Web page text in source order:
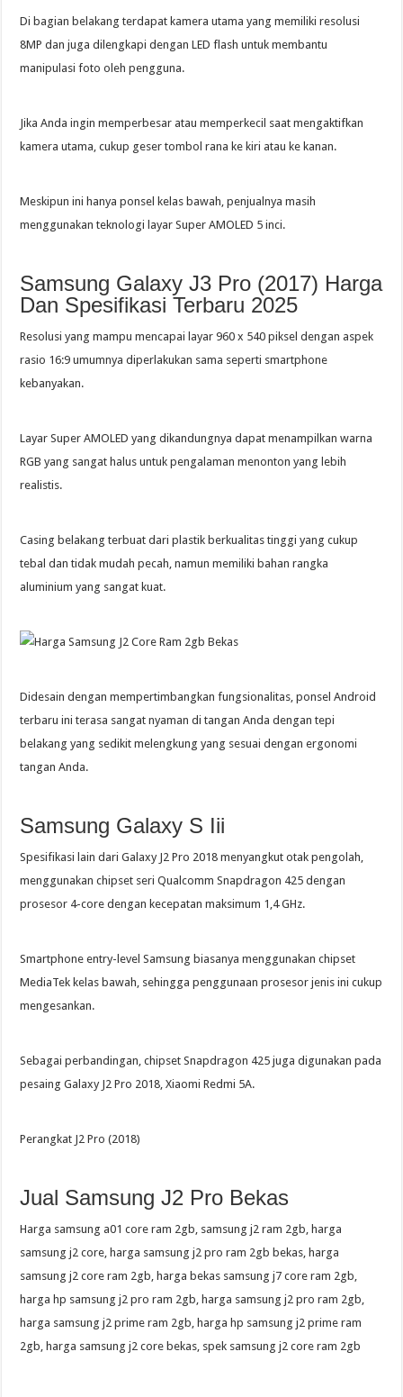
Di bagian belakang terdapat kamera utama yang memiliki resolusi
8MP dan juga dilengkapi dengan LED flash untuk membantu
manipulasi foto oleh pengguna.
Jika Anda ingin memperbesar atau memperkecil saat mengaktifkan
kamera utama, cukup geser tombol rana ke kiri atau ke kanan.
Meskipun ini hanya ponsel kelas bawah, penjualnya masih
menggunakan teknologi layar Super AMOLED 5 inci.
Samsung Galaxy J3 Pro (2017) Harga
Dan Spesifikasi Terbaru 2025
Resolusi yang mampu mencapai layar 960 x 540 piksel dengan aspek
rasio 16:9 umumnya diperlakukan sama seperti smartphone
kebanyakan.
Layar Super AMOLED yang dikandungnya dapat menampilkan warna
RGB yang sangat halus untuk pengalaman menonton yang lebih
realistis.
Casing belakang terbuat dari plastik berkualitas tinggi yang cukup
tebal dan tidak mudah pecah, namun memiliki bahan rangka
aluminium yang sangat kuat.
Didesain dengan mempertimbangkan fungsionalitas, ponsel Android
terbaru ini terasa sangat nyaman di tangan Anda dengan tepi
belakang yang sedikit melengkung yang sesuai dengan ergonomi
tangan Anda.
Samsung Galaxy S Iii
Spesifikasi lain dari Galaxy J2 Pro 2018 menyangkut otak pengolah,
menggunakan chipset seri Qualcomm Snapdragon 425 dengan
prosesor 4-core dengan kecepatan maksimum 1,4 GHz.
Smartphone entry-level Samsung biasanya menggunakan chipset
MediaTek kelas bawah, sehingga penggunaan prosesor jenis ini cukup
mengesankan.
Sebagai perbandingan, chipset Snapdragon 425 juga digunakan pada
pesaing Galaxy J2 Pro 2018, Xiaomi Redmi 5A.
Perangkat J2 Pro (2018)
Jual Samsung J2 Pro Bekas
Harga samsung a01 core ram 2gb, samsung j2 ram 2gb, harga
samsung j2 core, harga samsung j2 pro ram 2gb bekas, harga
samsung j2 core ram 2gb, harga bekas samsung j7 core ram 2gb,
harga hp samsung j2 pro ram 2gb, harga samsung j2 pro ram 2gb,
harga samsung j2 prime ram 2gb, harga hp samsung j2 prime ram
2gb, harga samsung j2 core bekas, spek samsung j2 core ram 2gb